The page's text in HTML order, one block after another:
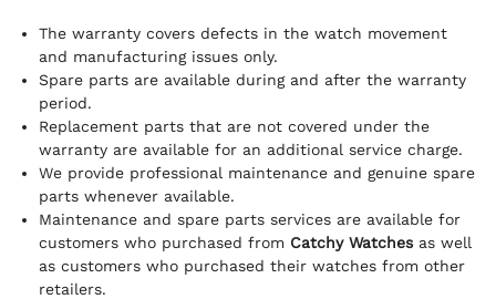
The warranty covers defects in the watch movement
and manufacturing issues only.
Spare parts are available during and after the warranty
period.
Replacement parts that are not covered under the
warranty are available for an additional service charge.
We provide professional maintenance and genuine spare
parts whenever available.
Maintenance and spare parts services are available for
customers who purchased from Catchy Watchesas well
as customers who purchased their watches from other
retailers.